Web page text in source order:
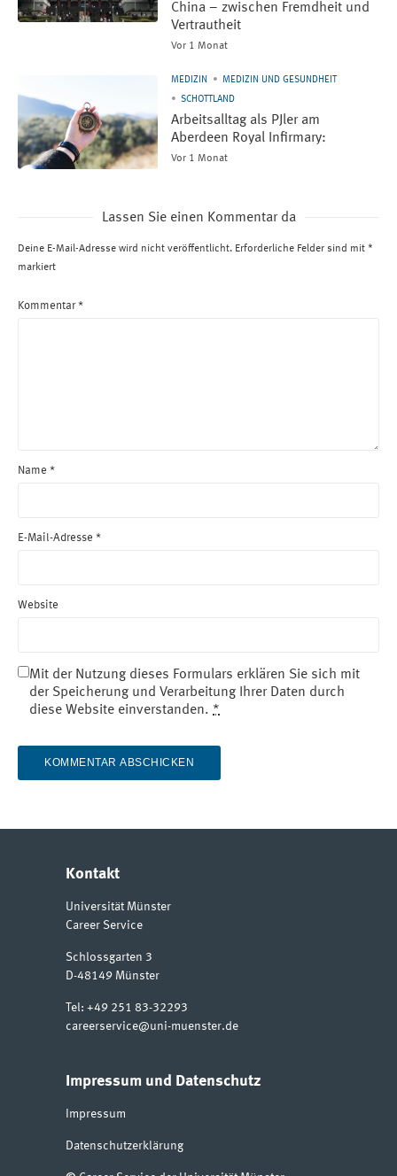
China – zwischen Fremdheit und
Vertrautheit
Vor 1 Monat
MEDIZIN
MEDIZIN UND GESUNDHEIT
SCHOTTLAND
Arbeitsalltag als PJler am
Aberdeen Royal Infirmary:
Vor 1 Monat
Lassen Sie einen Kommentar da
Deine E-Mail-Adresse wird nicht veröffentlicht. Erforderliche Felder sind mit *
markiert
Kommentar*
Name *
E-Mail-Adresse *
Website
Mit der Nutzung dieses Formulars erklären Sie sich mit
der Speicherung und Verarbeitung Ihrer Daten durch
diese Website einverstanden. *
Kontakt
Universität Münster
Career Service
Schlossgarten 3
D-48149 Münster
Tel: +49 251 83-32293
careerservice@uni-muenster.de
Impressum und Datenschutz
Impressum
Datenschutzerklärung